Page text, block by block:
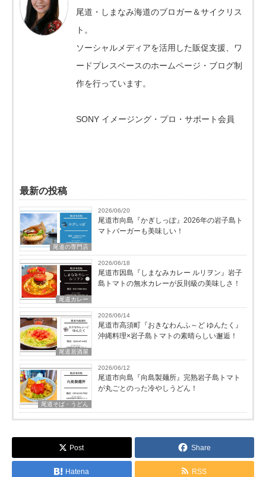
尾道・しまなみ海道のブロガー＆サイクリス
ト。
ソーシャルメディアを活用した販促支援、ワ
ードプレスベースのホームページ・ブログ制
作を行っています。
SONY イメージング・プロ・サポート会員
最新の投稿
尾道の専門店
2026/06/20
尾道市向島『かぎしっぽ』2026年の岩子島ト
マトバーガーも美味しい！
尾道カレー
2026/06/18
尾道市因島『しまなみカレー ルリヲン』岩子
島トマトの無水カレーが反則級の美味しさ！
尾道居酒屋
2026/06/14
尾道市高須町『おきなわんふ～ど ゆんたく』
沖縄料理×岩子島トマトの素晴らしい邂逅！
尾道そば・うどん
2026/06/12
尾道市向島『向島製麺所』完熟岩子島トマト
が丸ごとのった冷やしうどん！
Post Share
Hatena RSS